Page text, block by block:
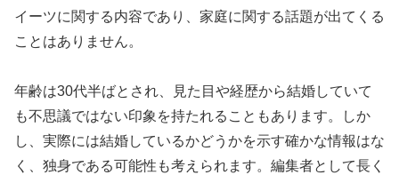
イーツに関する内容であり、家庭に関する話題が出てくる
ことはありません。
年齢は30代半ばとされ、見た目や経歴から結婚していて
も不思議ではない印象を持たれることもあります。しか
し、実際には結婚しているかどうかを示す確かな情報はな
く、独身である可能性も考えられます。編集者として長く